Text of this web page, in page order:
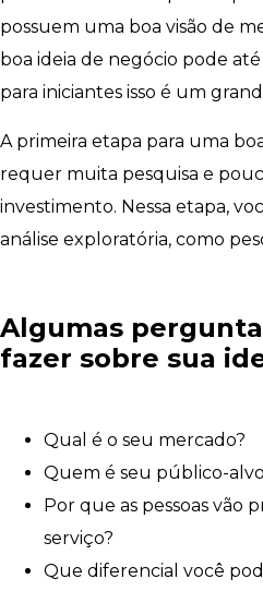
possuem uma boa visão de
boa ideia de negócio pode
para iniciantes isso é um
A primeira etapa para uma
requer muita pesquisa e
investimento. Nessa etapa,
análise exploratória, como
Algumas
fazer sobre sua
Qual é o seu mercado?
Quem é seu público-
Por que as pessoas vão
serviço?
Que diferencial você